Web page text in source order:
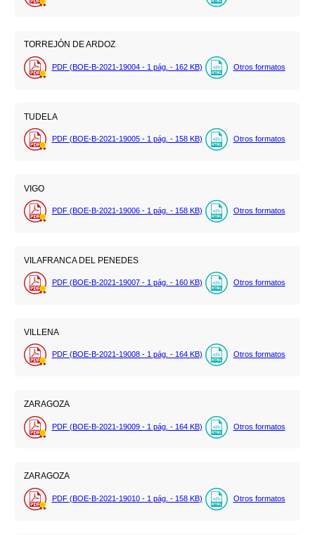
TORREJÓN DE ARDOZ
PDF (BOE-B-2021-19004 - 1 pág. - 162 KB) Otros formatos
TUDELA
PDF (BOE-B-2021-19005 - 1 pág. - 158 KB) Otros formatos
VIGO
PDF (BOE-B-2021-19006 - 1 pág. - 158 KB) Otros formatos
VILAFRANCA DEL PENEDES
PDF (BOE-B-2021-19007 - 1 pág. - 160 KB) Otros formatos
VILLENA
PDF (BOE-B-2021-19008 - 1 pág. - 164 KB) Otros formatos
ZARAGOZA
PDF (BOE-B-2021-19009 - 1 pág. - 164 KB) Otros formatos
ZARAGOZA
PDF (BOE-B-2021-19010 - 1 pág. - 158 KB) Otros formatos